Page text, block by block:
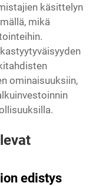
käsittelyn
mikä
ominaisuuksiin,
edistys